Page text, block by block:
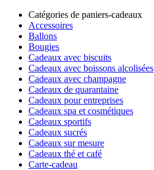
Catégories de paniers-cadeaux
Accessoires
Ballons
Bougies
Cadeaux avec biscuits
Cadeaux avec boissons alcolisées
Cadeaux avec champagne
Cadeaux de quarantaine
Cadeaux pour entreprises
Cadeaux spa et cosmétiques
Cadeaux sportifs
Cadeaux sucrés
Cadeaux sur mesure
Cadeaux thé et café
Carte-cadeau